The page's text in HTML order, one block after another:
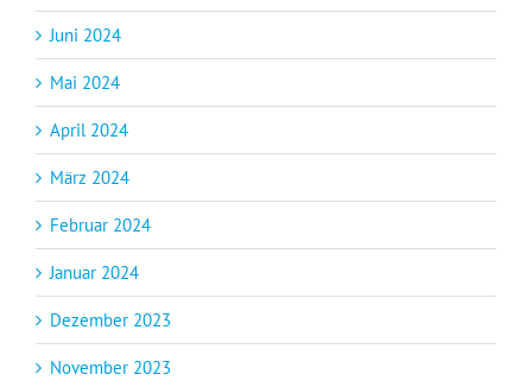
Juni 2024
Mai 2024
April 2024
März 2024
Februar 2024
Januar 2024
Dezember 2023
November 2023